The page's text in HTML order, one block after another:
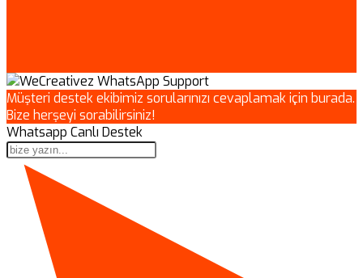
Müşteri destek ekibimiz sorularınızı cevaplamak için burada.
Bize herşeyi sorabilirsiniz!
Whatsapp Canlı Destek